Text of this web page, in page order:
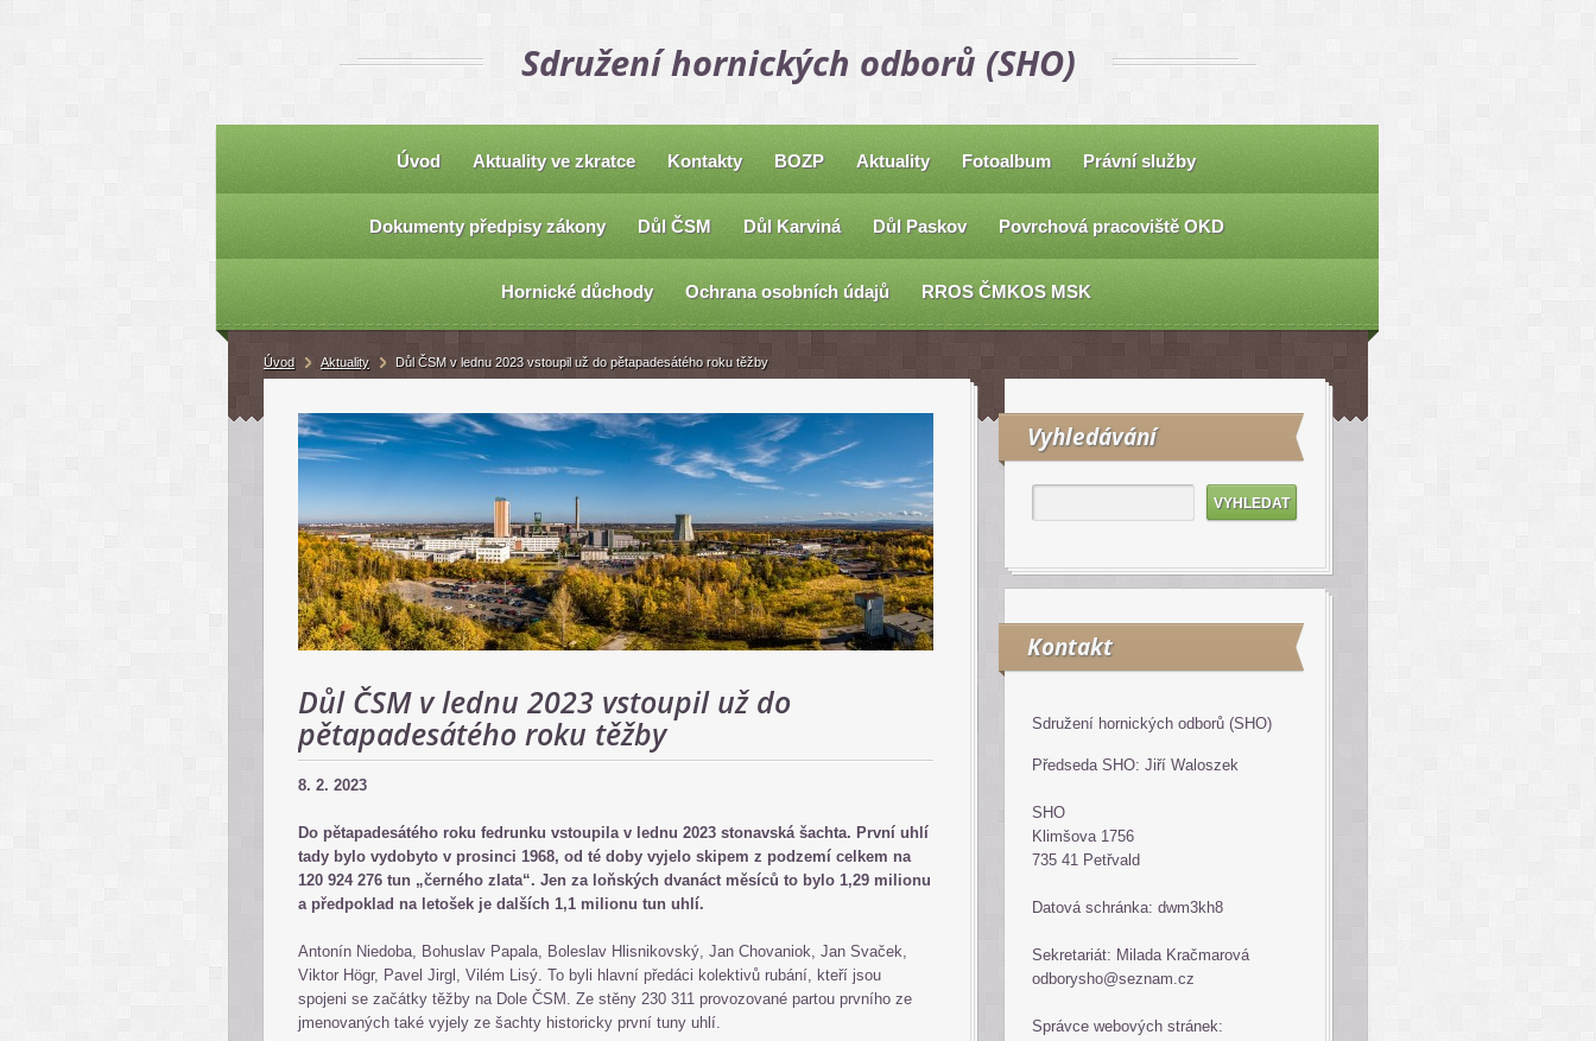
Sdružení hornických odborů (SHO)
Úvod Aktuality ve zkratce Kontakty BOZP Aktuality Fotoalbum Právní služby
Dokumenty předpisy zákony Důl ČSM Důl Karviná Důl Paskov Povrchová pracoviště OKD
Hornické důchody Ochrana osobních údajů RROS ČMKOS MSK
Důl ČSM v lednu 2023 vstoupil už do
pětapadesátého roku těžby
8. 2. 2023
Do pětapadesátého roku fedrunku vstoupila v lednu 2023 stonavská šachta. První uhlí
tady bylo vydobyto v prosinci 1968, od té doby vyjelo skipem z podzemí celkem na
120 924 276 tun „černého zlata“. Jen za loňských dvanáct měsíců to bylo 1,29 milionu
a předpoklad na letošek je dalších 1,1 milionu tun uhlí.
Antonín Niedoba, Bohuslav Papala, Boleslav Hlisnikovský, Jan Chovaniok, Jan Svaček,
Viktor Högr, Pavel Jirgl, Vilém Lisý. To byli hlavní předáci kolektivů rubání, kteří jsou
spojeni se začátky těžby na Dole ČSM. Ze stěny 230 311 provozované partou prvního ze
jmenovaných také vyjely ze šachty historicky první tuny uhlí.
Vyhledávání
Kontakt
Sdružení hornických odborů (SHO)
Předseda SHO: Jiří Waloszek
SHO
Klimšova 1756
735 41 Petřvald
Datová schránka: dwm3kh8
Sekretariát: Milada Kračmarová
odborysho@seznam.cz
Správce webových stránek:
Úvod Aktuality Důl ČSM v lednu 2023 vstoupil už do pětapadesátého roku těžby